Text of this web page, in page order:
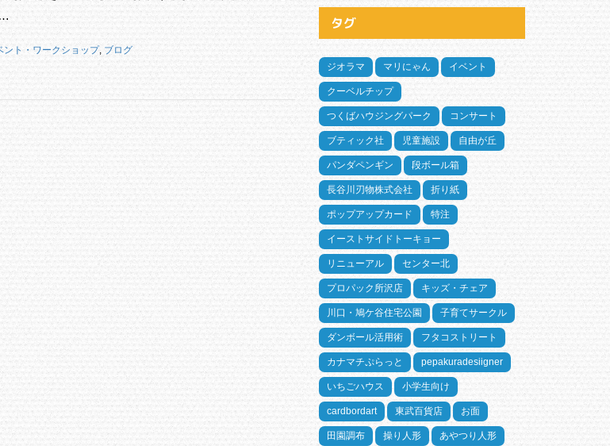
ント・ワークショップ, ブログ
タグ
ジオラマ マリにゃん イベント
クーベルチップ
つくばハウジングパーク コンサート
ブティック社 児童施設 自由が丘
パンダペンギン 段ボール箱
長谷川刃物株式会社 折り紙
ポップアップカード 特注
イーストサイドトーキョー
リニューアル センター北
プロパック所沢店 キッズ・チェア
川口・鳩ケ谷住宅公園 子育てサークル
ダンボール活用術 フタコストリート
カナマチぷらっと pepakuradesiigner
いちごハウス 小学生向け
cardbordart 東武百貨店 お面
田園調布 操り人形 あやつり人形